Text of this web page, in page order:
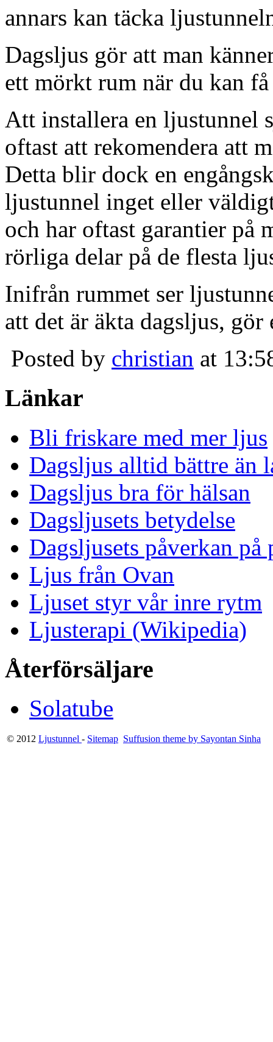
annars kan täcka
Dagsljus gör att man
ett mörkt rum när du kan
Att installera en ljustunnel
oftast att rekomendera att
Detta blir dock en
ljustunnel inget eller
och har oftast garantier på
rörliga delar på de flesta
Inifrån rummet ser
att det är äkta dagsljus,
Posted by christian at
Länkar
Bli friskare med mer ljus
Dagsljus alltid bättre än
Dagsljus bra för hälsan
Dagsljusets betydelse
Dagsljusets påverkan på
Ljus från Ovan
Ljuset styr vår inre rytm
Ljusterapi (Wikipedia)
Återförsäljare
Solatube
© 2012 Ljustunnel - Sitemap Suffusion theme by Sayontan Sinha